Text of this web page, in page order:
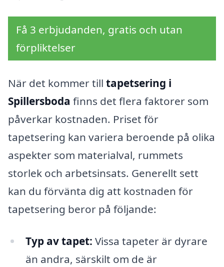
Få 3 erbjudanden, gratis och utan
förpliktelser
När det kommer till tapetsering i
Spillersboda finns det flera faktorer som
påverkar kostnaden. Priset för
tapetsering kan variera beroende på olika
aspekter som materialval, rummets
storlek och arbetsinsats. Generellt sett
kan du förvänta dig att kostnaden för
tapetsering beror på följande:
Typ av tapet: Vissa tapeter är dyrare
än andra, särskilt om de är